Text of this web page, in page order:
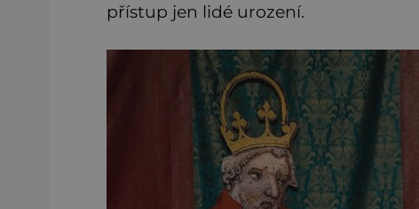
přístup jen lidé urození.